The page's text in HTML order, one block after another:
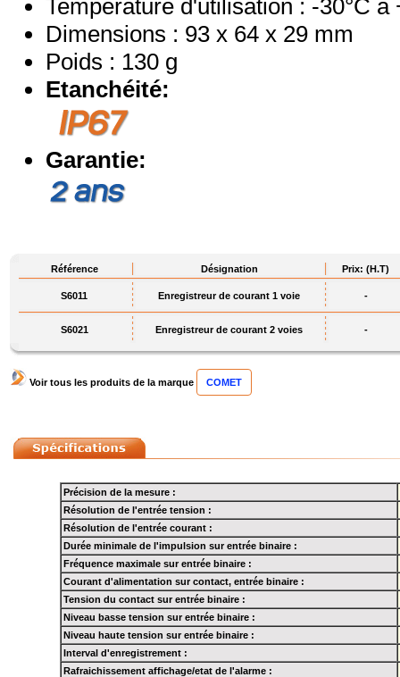
Température d'utilisation : -30°C à
Dimensions : 93 x 64 x 29 mm
Poids : 130 g
Etanchéité:
Garantie:
Référence Désignation Prix: (H.T)
S6011 Enregistreur de courant 1 voie -
S6021 Enregistreur de courant 2 voies -
Voir tous les produits de la marque COMET
Précision de la mesure :
Résolution de l'entrée tension :
Résolution de l'entrée courant :
Durée minimale de l'impulsion sur entrée binaire :
Fréquence maximale sur entrée binaire :
Courant d'alimentation sur contact, entrée binaire :
Tension du contact sur entrée binaire :
Niveau basse tension sur entrée binaire :
Niveau haute tension sur entrée binaire :
Interval d'enregistrement :
Rafraichissement affichage/etat de l'alarme :